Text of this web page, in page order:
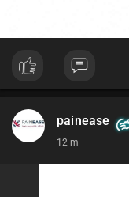
painease
12 m